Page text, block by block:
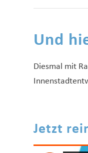
Und
Diesmal mit
Jetzt